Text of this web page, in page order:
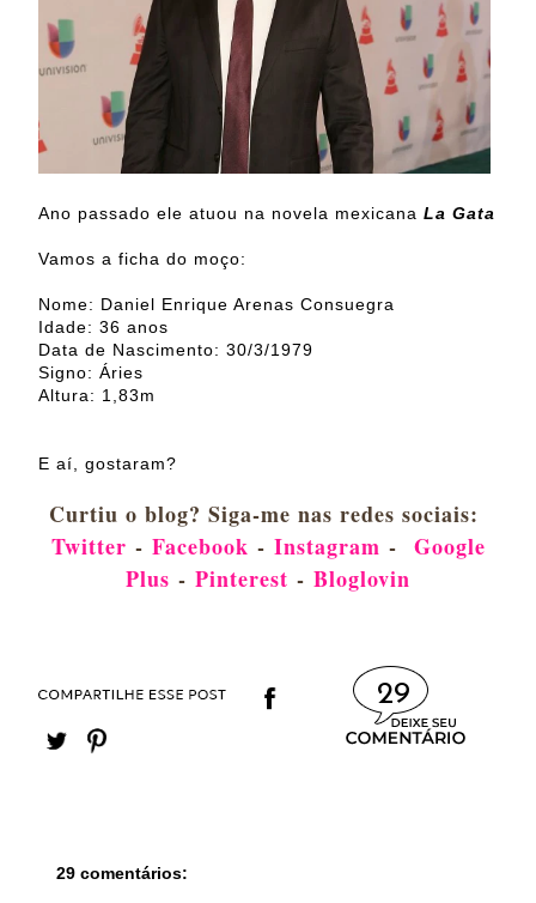
Ano passado ele atuou na novela mexicana La Gata
Vamos a ficha do moço:
Nome: Daniel Enrique Arenas Consuegra
Idade: 36 anos
Data de Nascimento: 30/3/1979
Signo: Áries
Altura: 1,83m
E aí, gostaram?
Curtiu o blog? Siga-me nas redes sociais:
Twitter - Facebook - Instagram - Google
Plus - Pinterest - Bloglovin
29
29 comentários: